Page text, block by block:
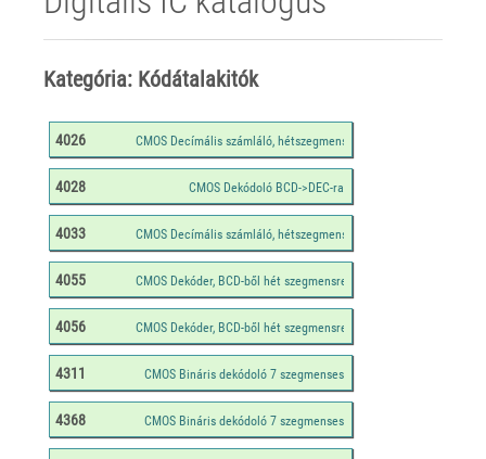
Kategória: Kódátalakitók
4026
4028
4033
4055
4056
4311
4368